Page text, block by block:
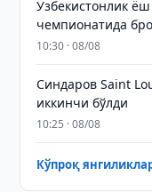
Ўзбекистонлик
чемпионатида
10:30 · 08/08
Синдаров Saint
иккинчи бўлди
10:25 · 08/08
Кўпроқ